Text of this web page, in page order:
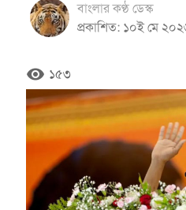
বাংলার কণ্ঠ ডেস্ক
প্রকাশিত: ১০ই মে
remove_red_eye ১৫৩